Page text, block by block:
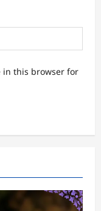
in this browser for